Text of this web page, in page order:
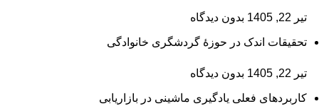
تیر 22, 1405 بدون دیدگاه
تحقیقات اندک در حوزۀ گردشگری خانوادگی
تیر 22, 1405 بدون دیدگاه
کاربردهای فعلی یادگیری ماشینی در بازاریابی